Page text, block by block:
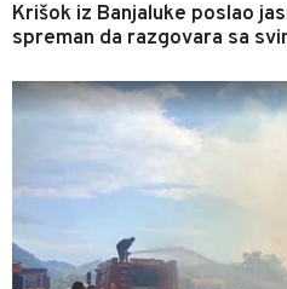
Krišok iz Banjaluke poslao
spreman da razgovara sa